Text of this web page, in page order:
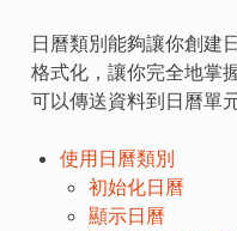
日曆類別能夠讓你創建
格式化，讓你完全地掌
可以傳送資料到日曆單
使用日曆類別
初始化日曆
顯示日曆